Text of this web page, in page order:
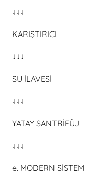
↓↓↓
KARIŞTIRICI
↓↓↓
SU İLAVESİ
↓↓↓
YATAY SANTRİFÜJ
↓↓↓
e. MODERN SİSTEM